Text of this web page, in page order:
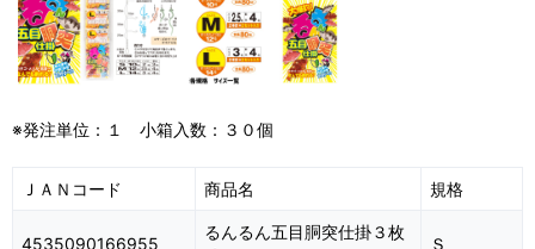
※発注単位：１ 小箱入数：３０個
ＪＡＮコード 商品名 規格
4535090166955
るんるん五目胴突仕掛３枚
Ｓ